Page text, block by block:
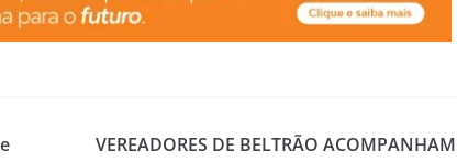
VEREADORES DE BELTRÃO ACOMPANHAM